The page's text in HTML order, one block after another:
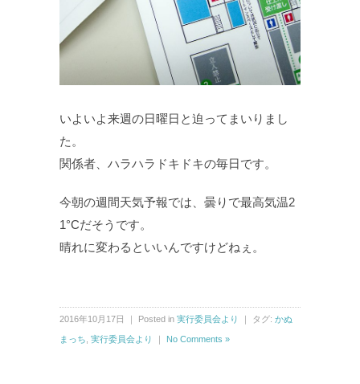
いよいよ来週の日曜日と迫ってまいりまし
た。
関係者、ハラハラドキドキの毎日です。
今朝の週間天気予報では、曇りで最高気温2
1°Cだそうです。
晴れに変わるといいんですけどねぇ。
2016年10月17日 ｜ Posted in 実行委員会より ｜ タグ: かぬ
まっち, 実行委員会より No Comments »